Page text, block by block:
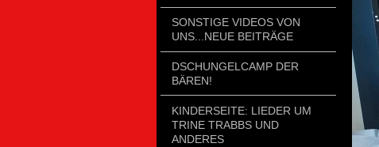
SONSTIGE VIDEOS VON
UNS...NEUE BEITRÄGE
DSCHUNGELCAMP DER
BÄREN!
KINDERSEITE: LIEDER UM
TRINE TRABBS UND
ANDERES